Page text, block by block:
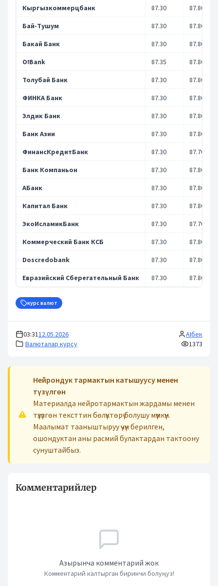
Кыргызкоммерцбанк 87.30 87.80
Бай-Тушум 87.30 87.80
Бакай Банк 87.30 87.80
O!Bank 87.35 87.80
Толубай Банк 87.30 87.80
ФИНКА Банк 87.30 87.80
Элдик Банк 87.30 87.80
Банк Азии 87.30 87.80
ФинансКредитБанк 87.30 87.70
Банк Компаньон 87.30 87.80
АБанк 87.30 87.80
Капитал Банк 87.30 87.80
ЭкоИсламикБанк 87.30 87.70
Коммерческий Банк КСБ 87.30 87.80
Doscredobank 87.30 87.80
Евразийский Сберегательный Банк 87.30 87.80
курс валют
03:3112.05.2026
Валюталар курсу
AIбек
1373
Нейрондук тармактын катышуусу менен
түзүлгөн
Материалда нейротармактын жардамы менен
түзүлгөн тексттин бөлүктөрү болушу мүмкүн.
Маалымат тааныштыруу үчүн берилген,
ошондуктан аны расмий булактардан тактоону
сунуштайбыз.
Комментарийлер
Азырынча комментарий жок
Комментарий калтырган биринчи болуңуз!